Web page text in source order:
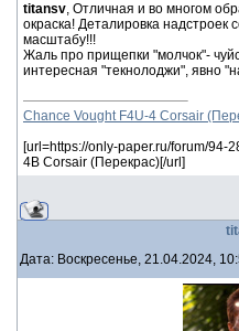
titansv, Отличная и во многом
окраска! Деталировка надстроек
масштабу!!!
Жаль про прищепки "молчок"-
интересная "текнолоджи", явно
Chance Vought F4U-4 Corsair
[url=https://only-paper.ru/forum/94-
4B Corsair (Перекрас)[/url]
Дата: Воскресенье, 21.04.2024,